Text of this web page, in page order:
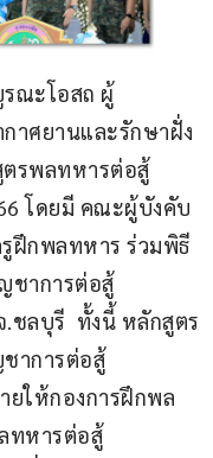
ณะโอสถ ผู้
าศยานและรักษาฝั่ง
รพลทหารต่อสู้
โดยมี คณะผู้บังคับ
ฝึกพลทหาร ร่วมพิธี
ชาการต่อสู้
ชลบุรี  ทั้งนี้ หลักสูตร
าการต่อสู้
ให้กองการฝึกพล
ทหารต่อสู้